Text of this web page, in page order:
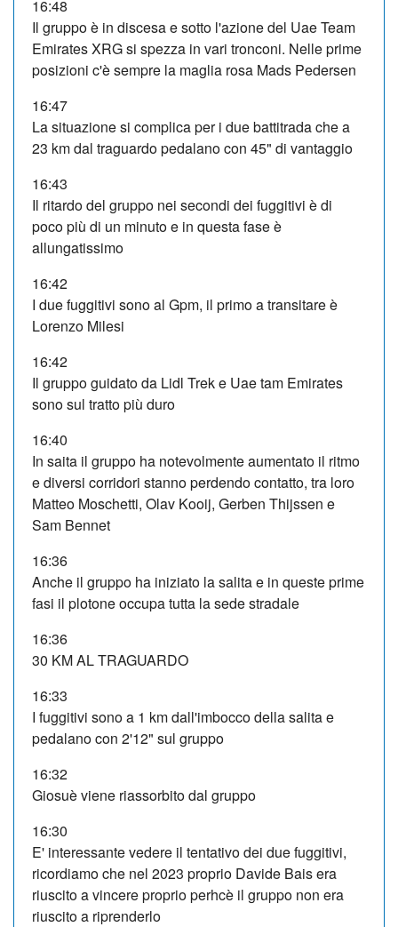
16:48
Il gruppo è in discesa e sotto l'azione del Uae Team
Emirates XRG si spezza in vari tronconi. Nelle prime
posizioni c'è sempre la maglia rosa Mads Pedersen
16:47
La situazione si complica per i due battitrada che a
23 km dal traguardo pedalano con 45" di vantaggio
16:43
Il ritardo del gruppo nei secondi dei fuggitivi è di
poco più di un minuto e in questa fase è
allungatissimo
16:42
I due fuggitivi sono al Gpm, il primo a transitare è
Lorenzo Milesi
16:42
Il gruppo guidato da Lidl Trek e Uae tam Emirates
sono sul tratto più duro
16:40
In saita il gruppo ha notevolmente aumentato il ritmo
e diversi corridori stanno perdendo contatto, tra loro
Matteo Moschetti, Olav Kooij, Gerben Thijssen e
Sam Bennet
16:36
Anche il gruppo ha iniziato la salita e in queste prime
fasi il plotone occupa tutta la sede stradale
16:36
30 KM AL TRAGUARDO
16:33
I fuggitivi sono a 1 km dall'imbocco della salita e
pedalano con 2'12" sul gruppo
16:32
Giosuè viene riassorbito dal gruppo
16:30
E' interessante vedere il tentativo dei due fuggitivi,
ricordiamo che nel 2023 proprio Davide Bais era
riuscito a vincere proprio perhcè il gruppo non era
riuscito a riprenderlo